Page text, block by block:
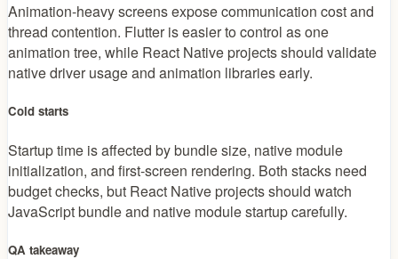
Animation-heavy screens expose communication cost and
thread contention. Flutter is easier to control as one
animation tree, while React Native projects should validate
native driver usage and animation libraries early.
Cold starts
Startup time is affected by bundle size, native module
initialization, and first-screen rendering. Both stacks need
budget checks, but React Native projects should watch
JavaScript bundle and native module startup carefully.
QA takeaway